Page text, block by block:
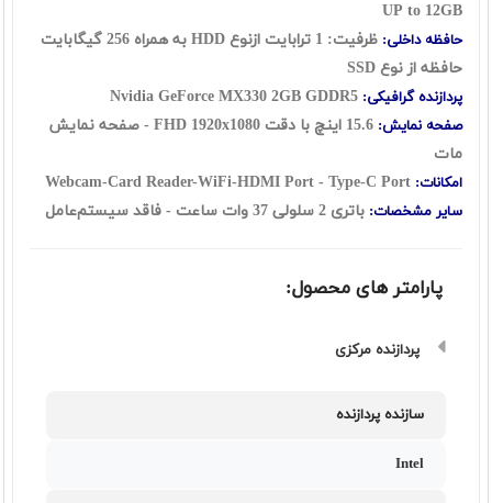
UP to 12GB
حافظه داخلی:
ظرفیت: 1 ترابايت ازنوع HDD به همراه 256 گیگابایت
حافظه از نوع SSD
پردازنده گرافیکی:
صفحه نمایش:
با دقت FHD 1920x1080 - صفحه نمایش
مات
امکانات:
سایر مشخصات: باتری 2 سلولی 37 وات ساعت - فاقد سيستم‌عامل
پارامتر های محصول:
پردازنده مرکزی
سازنده پردازنده
Intel